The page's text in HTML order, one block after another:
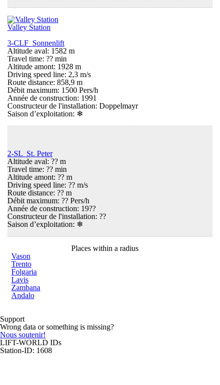
Valley Station
3-CLF Sonnenlift
Altitude aval: 1582 m
Travel time: ?? min
Altitude amont: 1928 m
Driving speed line: 2,3 m/s
Route distance: 858,9 m
Débit maximum: 1500 Pers/h
Année de construction: 1991
Constructeur de l'installation: Doppelmayr
Saison d’exploitation: ❄
2-SL St. Peter
Altitude aval: ?? m
Travel time: ?? min
Altitude amont: ?? m
Driving speed line: ?? m/s
Route distance: ?? m
Débit maximum: ?? Pers/h
Année de construction: 19??
Constructeur de l'installation: ??
Saison d’exploitation: ❄
Places within a radius
Vason
Trento
Folgaria
Lavis
Zambana
Andalo
Support
Wrong data or something is missing?
Nous soutenir!
LIFT-WORLD IDs
Station-ID: 1608